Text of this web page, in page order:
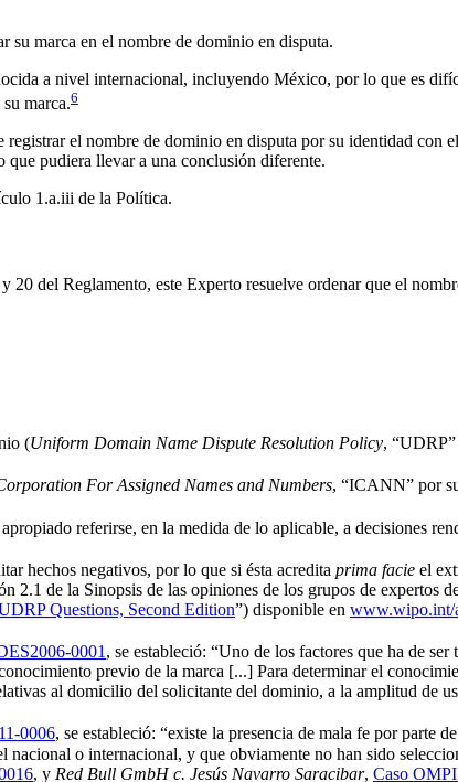
su marca en el nombre de dominio en disputa.
a nivel internacional, incluyendo México, por lo que es
marca.6
el nombre de dominio en disputa por su identidad con
pudiera llevar a una conclusión diferente.
1.a.iii de la Política.
del Reglamento, este Experto resuelve ordenar que el
(Uniform Domain Name Dispute Resolution Policy,
For Assigned Names and Numbers, “ICANN” por
referirse, en la medida de lo aplicable, a decisiones
hechos negativos, por lo que si ésta acredita prima facie el
de la Sinopsis de las opiniones de los grupos de expertos
Questions, Second Edition”) disponible en www.wipo.int/
0001, se estableció: “Uno de los factores que ha de
previo de la marca [...] Para determinar el
al domicilio del solicitante del dominio, a la amplitud de
0006, se estableció: “existe la presencia de mala fe por parte
o internacional, y que obviamente no han sido
, y Red Bull GmbH c. Jesús Navarro Saracibar, Caso